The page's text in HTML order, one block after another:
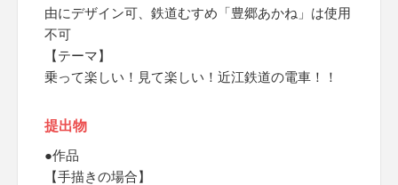
由にデザイン可、鉄道むすめ「豊郷あかね」は使用
不可
【テーマ】
乗って楽しい！見て楽しい！近江鉄道の電車！！
提出物
●作品
【手描きの場合】